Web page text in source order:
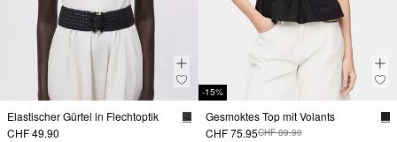
Elastischer Gürtel in Flechtoptik
CHF 49.90
-15%
Gesmoktes Top mit Volants
CHF 75.95CHF 89.90